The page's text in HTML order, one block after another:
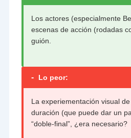
Los actores (especialmente
escenas de acción (rodadas
guión.
- Lo peor:
La experiementación visual
duración (que puede dar un
“doble-final”, ¿era necesario?